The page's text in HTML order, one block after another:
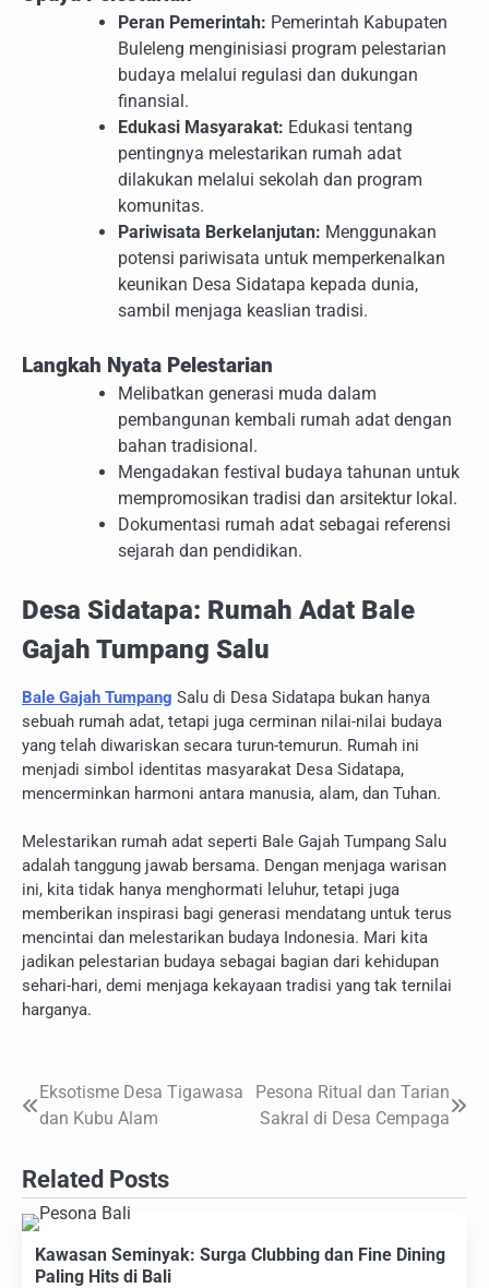
Peran Pemerintah: Pemerintah Kabupaten
Buleleng menginisiasi program pelestarian
budaya melalui regulasi dan dukungan
finansial.
Edukasi Masyarakat: Edukasi tentang
pentingnya melestarikan rumah adat
dilakukan melalui sekolah dan program
komunitas.
Pariwisata Berkelanjutan: Menggunakan
potensi pariwisata untuk memperkenalkan
keunikan Desa Sidatapa kepada dunia,
sambil menjaga keaslian tradisi.
Langkah Nyata Pelestarian
Melibatkan generasi muda dalam
pembangunan kembali rumah adat dengan
bahan tradisional.
Mengadakan festival budaya tahunan untuk
mempromosikan tradisi dan arsitektur lokal.
Dokumentasi rumah adat sebagai referensi
sejarah dan pendidikan.
Desa Sidatapa: Rumah Adat Bale
Gajah Tumpang Salu
Bale Gajah Tumpang Salu di Desa Sidatapa bukan hanya
sebuah rumah adat, tetapi juga cerminan nilai-nilai budaya
yang telah diwariskan secara turun-temurun. Rumah ini
menjadi simbol identitas masyarakat Desa Sidatapa,
mencerminkan harmoni antara manusia, alam, dan Tuhan.
Melestarikan rumah adat seperti Bale Gajah Tumpang Salu
adalah tanggung jawab bersama. Dengan menjaga warisan
ini, kita tidak hanya menghormati leluhur, tetapi juga
memberikan inspirasi bagi generasi mendatang untuk terus
mencintai dan melestarikan budaya Indonesia. Mari kita
jadikan pelestarian budaya sebagai bagian dari kehidupan
sehari-hari, demi menjaga kekayaan tradisi yang tak ternilai
harganya.
Navigasi
Eksotisme Desa Tigawasa
dan Kubu Alam
Pesona Ritual dan Tarian
Sakral di Desa Cempaga
Related Posts
Kawasan Seminyak: Surga Clubbing dan Fine Dining
Paling Hits di Bali